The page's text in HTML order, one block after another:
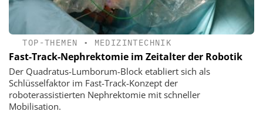
TOP-THEMEN • MEDIZINTECHNIK
Fast-Track-Nephrektomie im Zeitalter der Robotik
Der Quadratus-Lumborum-Block etabliert sich als
Schlüsselfaktor im Fast-Track-Konzept der
roboterassistierten Nephrektomie mit schneller
Mobilisation.